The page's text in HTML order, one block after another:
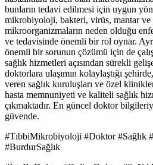
bunların tedavi edilmesi için uygun
mikrobiyoloji, bakteri, virüs, mantar ve
mikroorganizmaların neden olduğu
ve tedavisinde önemli bir rol oynar.
önemli bir sorunun çözümü için de
sağlık hizmetleri açısından sürekli
doktorlara ulaşımın kolaylaştığı
veren sağlık kuruluşları ve özel
hasta memnuniyeti ve kaliteli sağlık
çıkmaktadır. En güncel doktor
güvende.
#TıbbiMikrobiyoloji #Doktor #Sağlık
#BurdurSağlık